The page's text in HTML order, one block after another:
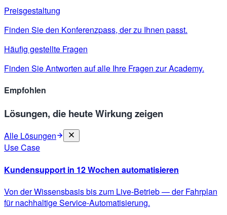
Preisgestaltung
Finden Sie den Konferenzpass, der zu Ihnen passt.
Häufig gestellte Fragen
Finden Sie Antworten auf alle Ihre Fragen zur Academy.
Empfohlen
Lösungen, die heute Wirkung zeigen
Alle Lösungen
Use Case
Kundensupport in 12 Wochen automatisieren
Von der Wissensbasis bis zum Live-Betrieb — der Fahrplan
für nachhaltige Service-Automatisierung.